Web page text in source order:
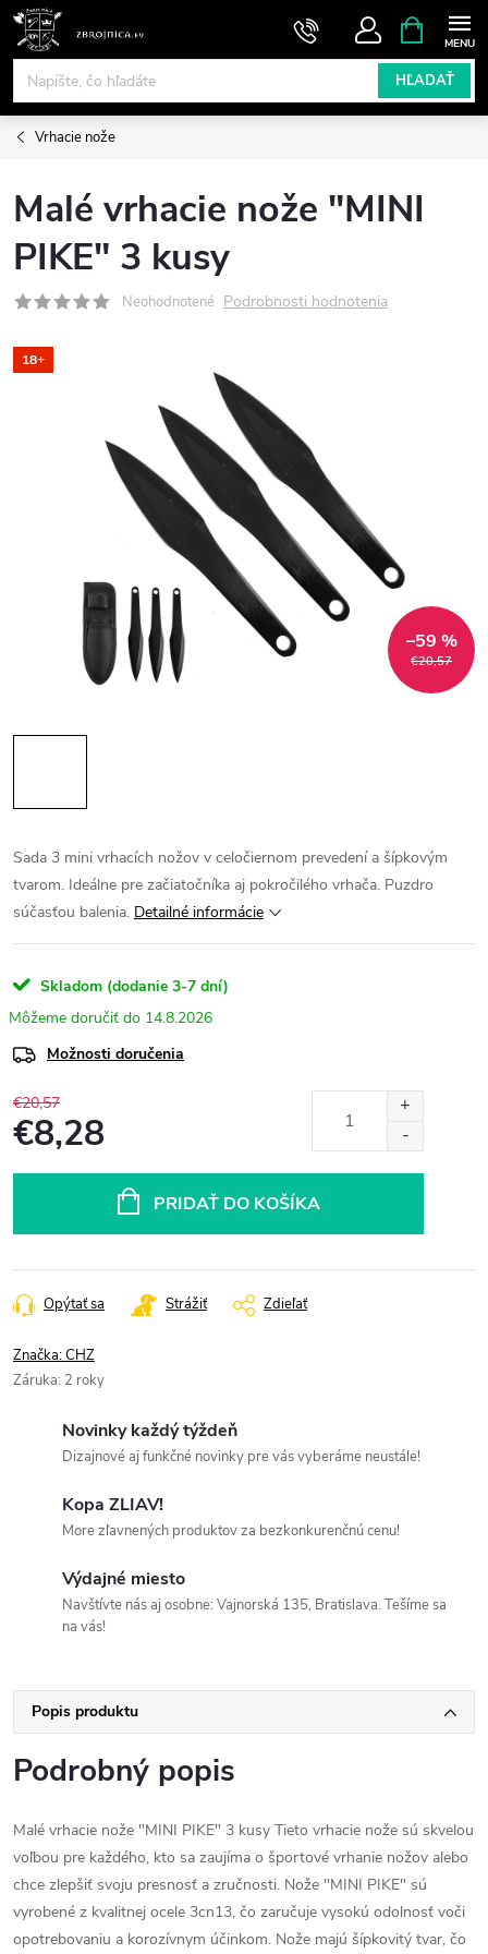
Prejsť
obsah
HĽADAŤ
KOŠÍK
Vrhacie nože
Malé vrhacie nože "MINI
PIKE" 3 kusy
Neohodnotené Podrobnosti hodnotenia
18+
€20,57
–59 %
Sada 3 mini vrhacích nožov v celočiernom prevedení a šípkovým
tvarom. Ideálne pre začiatočníka aj pokročilého vrhača. Puzdro
súčasťou balenia. Detailné informácie
Skladom (dodanie 3-7 dní)
14.8.2026
Možnosti doručenia
€20,57
€8,28
PRIDAŤ DO KOŠÍKA
Opýtať sa Strážiť Zdieľať
Značka:CHZ
Záruka: 2 roky
Novinky každý týždeň
Dizajnové aj funkčné novinky pre vás vyberáme neustále!
Kopa ZLIAV!
More zľavnených produktov za bezkonkurenčnú cenu!
Výdajné miesto
Navštívte nás aj osobne: Vajnorská 135, Bratislava. Tešíme sa
na vás!
Popis produktu
Podrobný popis
Malé vrhacie nože "MINI PIKE" 3 kusy Tieto vrhacie nože sú skvelou
voľbou pre každého, kto sa zaujíma o športové vrhanie nožov alebo
chce zlepšiť svoju presnosť a zručnosti. Nože "MINI PIKE" sú
vyrobené z kvalitnej ocele 3cn13, čo zaručuje vysokú odolnosť voči
opotrebovaniu a korozívnym účinkom. Nože majú šípkovitý tvar, čo